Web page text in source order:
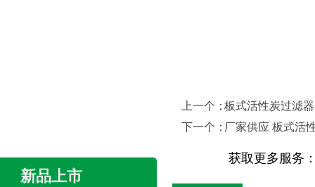
板式活性炭过滤器
上一个：
厂家供应 板式活
下一个：
新品上市
获取更多服务
统活性炭过滤网相比，气体动力
净化机活性炭颗粒滤网 蜂窝活性炭吸附滤网 空气净化除甲醛活性炭过滤网